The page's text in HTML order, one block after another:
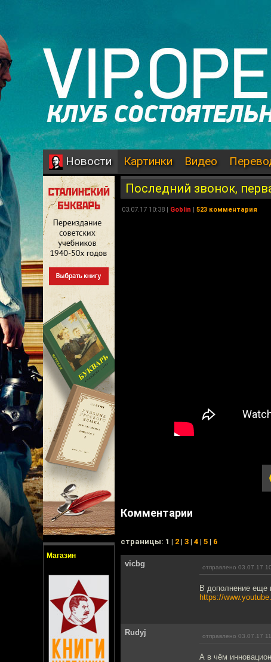
Новости Картинки Видео
Магазин
Последний звонок,
03.07.17 10:38 | Goblin | 523 комментария
Комментарии
cтраницы: 1 | 2 | 3 | 4 | 5 | 6
vicbg отправлено 03.07.17
В дополнение еще
https://
Rudyj отправлено 03.07.17
А в чём